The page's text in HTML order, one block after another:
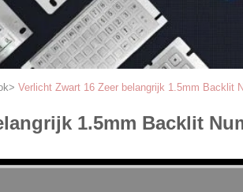
> Verlicht Zwart 16 Zeer belangrijk 1.5mm Backlit
1.5mm Backlit